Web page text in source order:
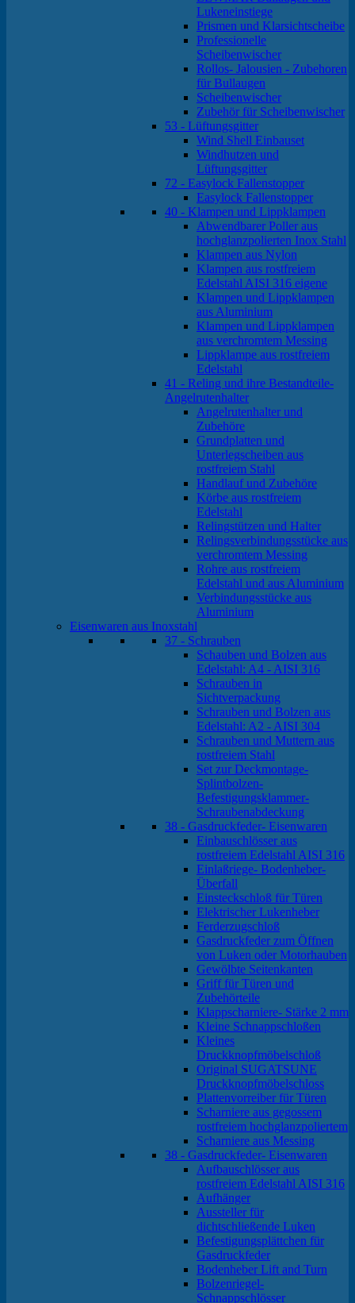
Lukeneinstiege
Prismen und Klarsichtscheibe
Professionelle
Scheibenwischer
Rollos- Jalousien - Zubehoren
für Bullaugen
Scheibenwischer
Zubehör für Scheibenwischer
53 - Lüftungsgitter
Wind Shell Einbauset
Windhutzen und
Lüftungsgitter
72 - Easylock Fallenstopper
Easylock Fallenstopper
40 - Klampen und Lippklampen
Abwendbarer Poller aus
hochglanzpolierten Inox Stahl
Klampen aus Nylon
Klampen aus rostfreiem
Edelstahl AISI 316 eigene
Klampen und Lippklampen
aus Aluminium
Klampen und Lippklampen
aus verchromtem Messing
Lippklampe aus rostfreiem
Edelstahl
41 - Reling und ihre Bestandteile-
Angelrutenhalter
Angelrutenhalter und
Zubehöre
Grundplatten und
Unterlegscheiben aus
rostfreiem Stahl
Handlauf und Zubehöre
Körbe aus rostfreiem
Edelstahl
Relingstützen und Halter
Relingsverbindungsstücke aus
verchromtem Messing
Rohre aus rostfreiem
Edelstahl und aus Aluminium
Verbindungsstücke aus
Aluminium
Eisenwaren aus Inoxstahl
37 - Schrauben
Schauben und Bolzen aus
Edelstahl: A4 - AISI 316
Schrauben in
Sichtverpackung
Schrauben und Bolzen aus
Edelstahl: A2 - AISI 304
Schrauben und Muttern aus
rostfreiem Stahl
Set zur Deckmontage-
Splintbolzen-
Befestigungsklammer-
Schraubenabdeckung
38 - Gasdruckfeder- Eisenwaren
Einbauschlösser aus
rostfreiem Edelstahl AISI 316
Einlaßriege- Bodenheber-
Überfall
Einsteckschloß für Türen
Elektrischer Lukenheber
Ferderzugschloß
Gasdruckfeder zum Öffnen
von Luken oder Motorhauben
Gewölbte Seitenkanten
Griff für Türen und
Zubehörteile
Klappscharniere- Stärke 2 mm
Kleine Schnappschloßen
Kleines
Druckknopfmöbelschloß
Original SUGATSUNE
Druckknopfmöbelschloss
Plattenvorreiber für Türen
Scharniere aus gegossem
rostfreiem hochglanzpoliertem
Scharniere aus Messing
38 - Gasdruckfeder- Eisenwaren
Aufbauschlösser aus
rostfreiem Edelstahl AISI 316
Aufhänger
Aussteller für
dichtschließende Luken
Befestigungsplättchen für
Gasdruckfeder
Bodenheber Lift and Turn
Bolzenriegel-
Schnappschlösser